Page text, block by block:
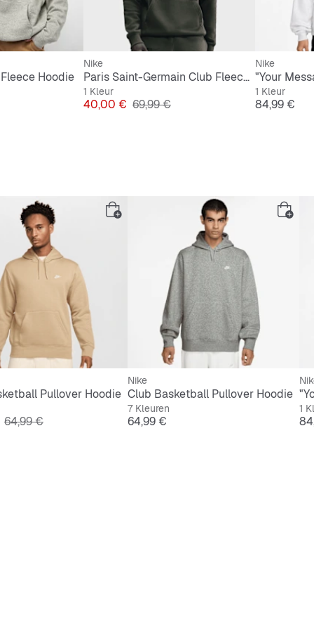
Hoodie
Nike
Paris Saint-Germain Club Fleece Hoodie
1 Kleur
Prijs
40,00 € Originele Prijs
69,99 €
Nike
1 Kleur
Prijs
84,99 €
Pullover Hoodie
Originele Prijs
64,99 €
Nike
Club Basketball Pullover Hoodie
7 Kleuren
Prijs
64,99 €
1